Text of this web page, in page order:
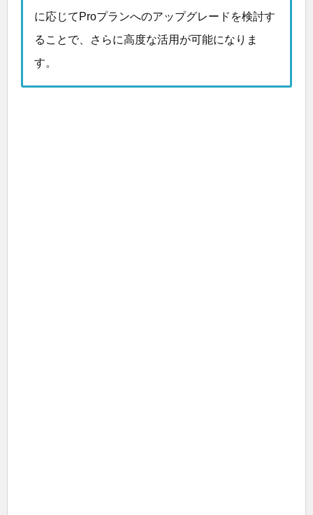
に応じてProプランへのアップグレードを検討す
ることで、さらに高度な活用が可能になりま
す。